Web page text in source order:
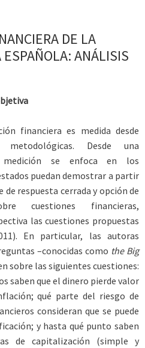
DE LA
ANÁLISIS
financiera es medida desde
metodológicas. Desde una
medición se enfoca en los
puedan demostrar a partir
respuesta cerrada y opción de
cuestiones financieras,
las cuestiones propuestas
En particular, las autoras
–conocidas como the Big
sobre las siguientes cuestiones:
saben que el dinero pierde valor
qué parte del riesgo de
consideran que se puede
y hasta qué punto saben
de capitalización (simple y